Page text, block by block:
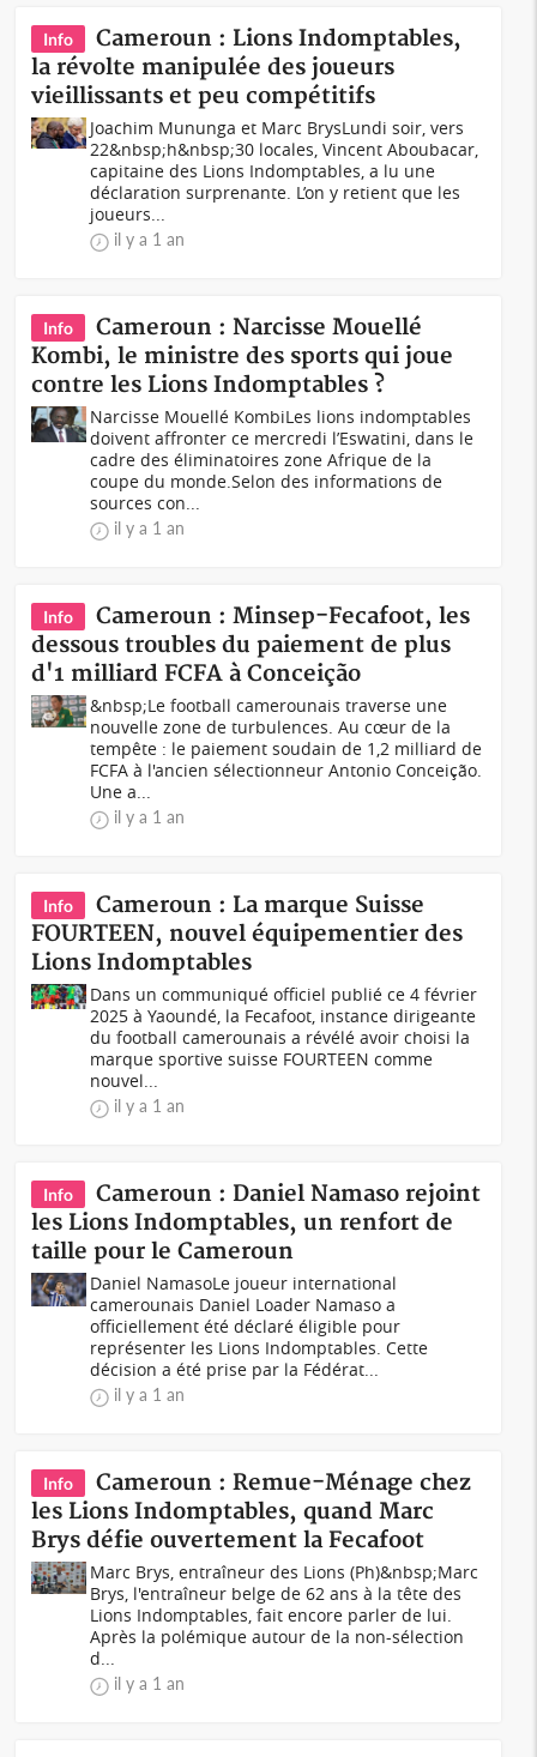
Info
Cameroun : Lions Indomptables,
la révolte manipulée des joueurs
vieillissants et peu compétitifs
Joachim Mununga et Marc BrysLundi soir, vers
22&nbsp;h&nbsp;30 locales, Vincent Aboubacar,
capitaine des Lions Indomptables, a lu une
déclaration surprenante. L’on y retient que les
joueurs...
il y a 1 an
Info
Cameroun : Narcisse Mouellé
Kombi, le ministre des sports qui joue
contre les Lions Indomptables ?
Narcisse Mouellé KombiLes lions indomptables
doivent affronter ce mercredi l’Eswatini, dans le
cadre des éliminatoires zone Afrique de la
coupe du monde.Selon des informations de
sources con...
il y a 1 an
Info
Cameroun : Minsep-Fecafoot, les
dessous troubles du paiement de plus
d'1 milliard FCFA à Conceição
&nbsp;Le football camerounais traverse une
nouvelle zone de turbulences. Au cœur de la
tempête : le paiement soudain de 1,2 milliard de
FCFA à l'ancien sélectionneur Antonio Conceição.
Une a...
il y a 1 an
Info
Cameroun : La marque Suisse
FOURTEEN, nouvel équipementier des
Lions Indomptables
Dans un communiqué officiel publié ce 4 février
2025 à Yaoundé, la Fecafoot, instance dirigeante
du football camerounais a révélé avoir choisi la
marque sportive suisse FOURTEEN comme
nouvel...
il y a 1 an
Info
Cameroun : Daniel Namaso rejoint
les Lions Indomptables, un renfort de
taille pour le Cameroun
Daniel NamasoLe joueur international
camerounais Daniel Loader Namaso a
officiellement été déclaré éligible pour
représenter les Lions Indomptables. Cette
décision a été prise par la Fédérat...
il y a 1 an
Info
Cameroun : Remue-Ménage chez
les Lions Indomptables, quand Marc
Brys défie ouvertement la Fecafoot
Marc Brys, entraîneur des Lions (Ph)&nbsp;Marc
Brys, l'entraîneur belge de 62 ans à la tête des
Lions Indomptables, fait encore parler de lui.
Après la polémique autour de la non-sélection
d...
il y a 1 an